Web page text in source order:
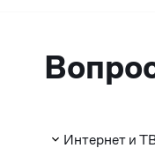
Интернет и